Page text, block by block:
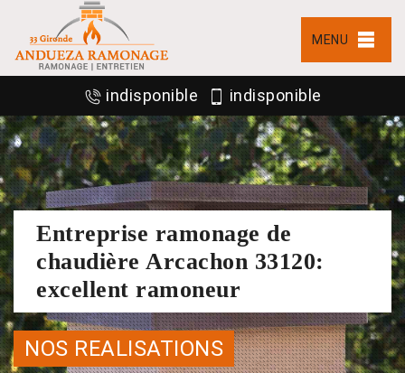
MENU
indisponible indisponible
Entreprise ramonage de
chaudière Arcachon 33120:
excellent ramoneur
NOS REALISATIONS